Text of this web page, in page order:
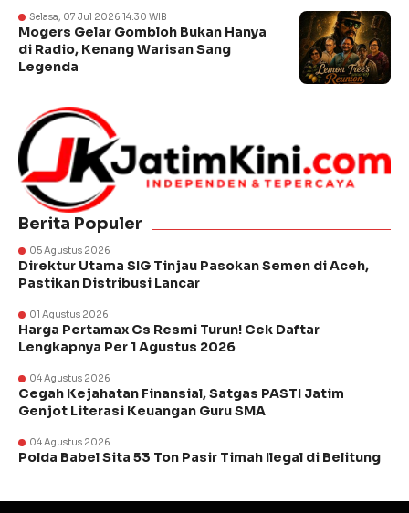
Selasa, 07 Jul 2026 14:30 WIB
Mogers Gelar Gombloh Bukan Hanya
di Radio, Kenang Warisan Sang
Legenda
Berita Populer
05 Agustus 2026
Direktur Utama SIG Tinjau Pasokan Semen di Aceh,
Pastikan Distribusi Lancar
01 Agustus 2026
Harga Pertamax Cs Resmi Turun! Cek Daftar
Lengkapnya Per 1 Agustus 2026
04 Agustus 2026
Cegah Kejahatan Finansial, Satgas PASTI Jatim
Genjot Literasi Keuangan Guru SMA
04 Agustus 2026
Polda Babel Sita 53 Ton Pasir Timah Ilegal di Belitung